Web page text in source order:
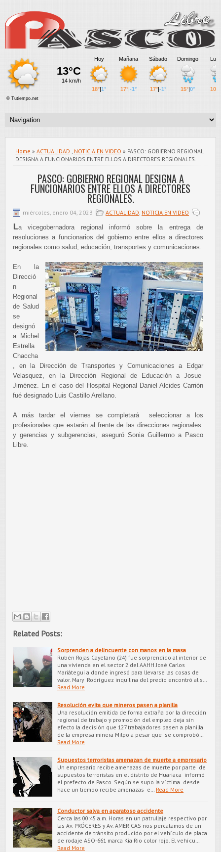
Home » ACTUALIDAD , NOTICIA EN VIDEO » PASCO: GOBIERNO REGIONAL
DESIGNA A FUNCIONARIOS ENTRE ELLOS A DIRECTORES REGIONALES.
PASCO: GOBIERNO REGIONAL DESIGNA A
FUNCIONARIOS ENTRE ELLOS A DIRECTORES
REGIONALES.
miércoles, enero 04, 2023 ACTUALIDAD, NOTICIA EN VIDEO
La vicegobernadora regional informó sobre la entrega de
resoluciones a funcionarios del gobierno entre ellos a directores
regionales como salud, educación, transportes y comunicaciones.
En la
Direcció
n
Regional
de Salud
se
designó
a Michel
Estrella
Chaccha
, en la Dirección de Transportes y Comunicaciones a Edgar
Velasquez, en la Dirección Regional de Educación a Josue
Jiménez. En el caso del Hospital Regional Daniel Alcides Carrión
fué designado Luis Castillo Arellano.
A más tardar el viernes se completará seleccionar a los
profesionales que estarán al frente de las direcciones regionales
y gerencias y subgerencias, aseguró Sonia Guillermo a Pasco
Libre.
Related Posts:
Sorprenden a delincuente con manos en la masa
Rubén Rojas Cayetano (24) fue sorprendido al interior de
una vivienda en el sector 2 del AAHH José Carlos
Mariátegui a donde ingresó para llevarse las cosas de
valor. Mary Rodríguez inquilina del predio encontró al s…
Read More
Resolución evita que mineros pasen a planilla
Una resolución emitida de forma extraña por la dirección
regional de trabajo y promoción del empleo deja sin
efecto la decisión que 127 trabajadores pasen a planilla
de la empresa minera Milpo a pesar que se comprobó…
Read More
Supuestos terroristas amenazan de muerte a empresario
Un empresario recibe amenazas de muerte por parte de
supuestos terroristas en el distrito de Huariaca informó
el prefecto de Pasco. Según se supo la víctima desde
hace un tiempo recibe amenazas e…
Read More
Conductor salva en aparatoso accidente
Cerca las 00:45 a.m. Horas en un patrullaje respectivo por
las Av. PRÓCERES y Av. AMÉRICAS nos percatamos de un
accidente de tránsito producido por el vehículo de placa
de rodaje ASO-661 marca Kia Rio color rojo. El vehícu…
Read More